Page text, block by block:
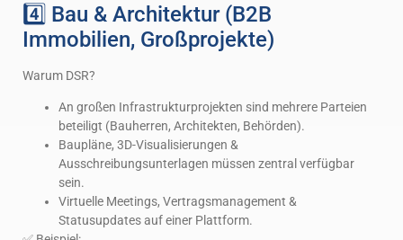
4️⃣ Bau & Architektur (B2B
Immobilien, Großprojekte)
Warum DSR?
An großen Infrastrukturprojekten sind mehrere Parteien
beteiligt (Bauherren, Architekten, Behörden).
Baupläne, 3D-Visualisierungen &
Ausschreibungsunterlagen müssen zentral verfügbar
sein.
Virtuelle Meetings, Vertragsmanagement &
Statusupdates auf einer Plattform.